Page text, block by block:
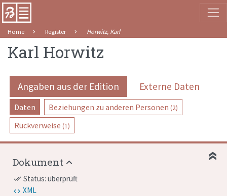
Home Register Horwitz, Karl
Karl Horwitz
Angaben aus der Edition Externe Daten
Daten Beziehungen zu anderen Personen (2)
Rückverweise (1)
Dokument
done_all Status: überprüft
XML